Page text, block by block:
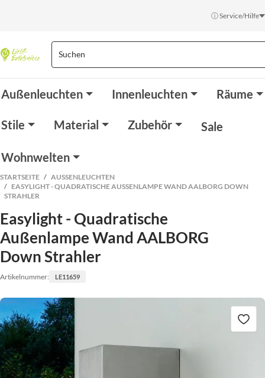
ⓘ Service/Hilfe
Außenleuchten Innenleuchten Räume
Stile Material Zubehör Sale
Wohnwelten
STARTSEITE
AUSSENLEUCHTEN
EASYLIGHT - QUADRATISCHE AUSSENLAMPE WAND AALBORG DOWN S
TRAHLER
Easylight - Quadratische
Außenlampe Wand AALBORG
Down Strahler
Artikelnummer: LE11659